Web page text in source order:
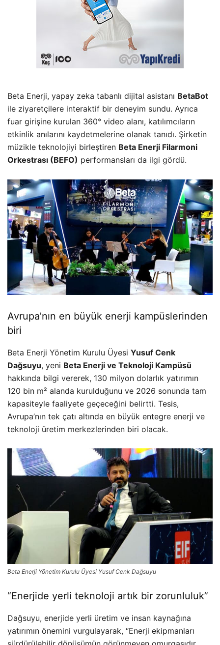
Beta Enerji, yapay zeka tabanlı dijital asistanı BetaBot
ile ziyaretçilere interaktif bir deneyim sundu. Ayrıca
fuar girişine kurulan 360° video alanı, katılımcıların
etkinlik anılarını kaydetmelerine olanak tanıdı. Şirketin
müzikle teknolojiyi birleştiren Beta Enerji Filarmoni
Orkestrası (BEFO) performansları da ilgi gördü.
Avrupa’nın en büyük enerji kampüslerinden
biri
Beta Enerji Yönetim Kurulu Üyesi Yusuf Cenk
Dağsuyu, yeni Beta Enerji ve Teknoloji Kampüsü
hakkında bilgi vererek, 130 milyon dolarlık yatırımın
120 bin m² alanda kurulduğunu ve 2026 sonunda tam
kapasiteyle faaliyete geçeceğini belirtti. Tesis,
Avrupa’nın tek çatı altında en büyük entegre enerji ve
teknoloji üretim merkezlerinden biri olacak.
Beta Enerji Yönetim Kurulu Üyesi Yusuf Cenk Dağsuyu
“Enerjide yerli teknoloji artık bir zorunluluk”
Dağsuyu, enerjide yerli üretim ve insan kaynağına
yatırımın önemini vurgulayarak, “Enerji ekipmanları